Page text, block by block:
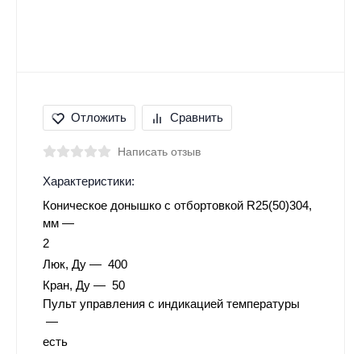
Отложить Сравнить
Написать отзыв
Характеристики:
Коническое донышко с отбортовкой R25(50)304,
мм
2
Люк, Ду
400
Кран, Ду
50
Пульт управления с индикацией температуры
есть